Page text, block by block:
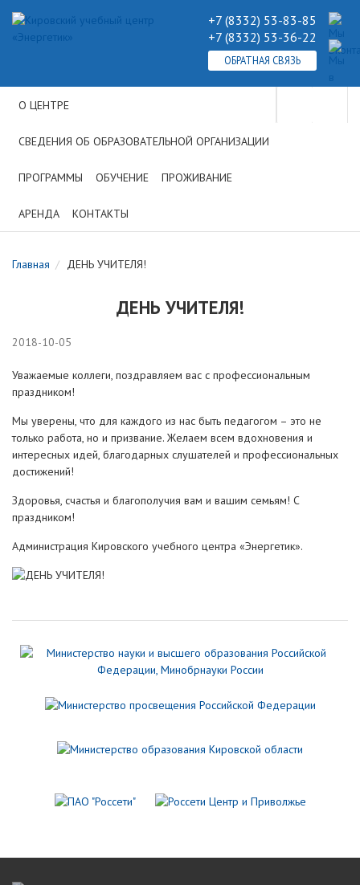
+7 (8332) 53-83-85
+7 (8332) 53-36-22
ОБРАТНАЯ СВЯЗЬ
О ЦЕНТРЕ
СВЕДЕНИЯ ОБ ОБРАЗОВАТЕЛЬНОЙ ОРГАНИЗАЦИИ
ПРОГРАММЫ ОБУЧЕНИЕ ПРОЖИВАНИЕ
АРЕНДА КОНТАКТЫ
Главная ДЕНЬ УЧИТЕЛЯ!
ДЕНЬ УЧИТЕЛЯ!
2018-10-05
Уважаемые коллеги, поздравляем вас с профессиональным
праздником!
Мы уверены, что для каждого из нас быть педагогом – это не
только работа, но и призвание. Желаем всем вдохновения и
интересных идей, благодарных слушателей и профессиональных
достижений!
Здоровья, счастья и благополучия вам и вашим семьям! С
праздником!
Администрация Кировского учебного центра «Энергетик».